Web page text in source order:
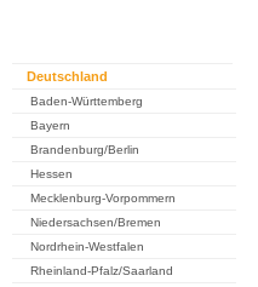
Deutschland
Baden-Württemberg
Bayern
Brandenburg/Berlin
Hessen
Mecklenburg-Vorpommern
Niedersachsen/Bremen
Nordrhein-Westfalen
Rheinland-Pfalz/Saarland